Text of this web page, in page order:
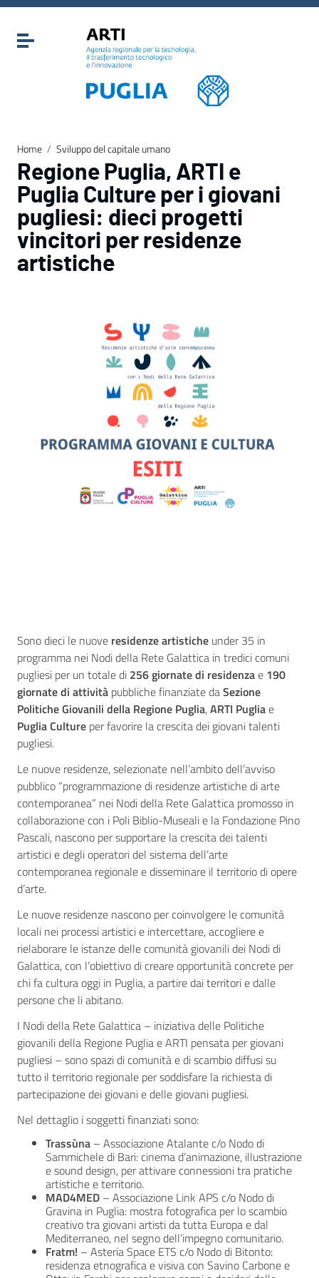
Vai ai contenuti
Vai al menu di navigazione
Vai al footer
Attiva / disattiva la navigazione
Home / Sviluppo del capitale umano
Regione Puglia, ARTI e
Puglia Culture per i giovani
pugliesi: dieci progetti
vincitori per residenze
artistiche
Sono dieci le nuove residenze artistiche under 35 in
programma nei Nodi della Rete Galattica in tredici comuni
pugliesi per un totale di 256 giornate di residenzae 190
giornate di attività pubbliche finanziate daSezione
Politiche Giovanili della Regione Puglia,ARTI Pugliae
Puglia Culture per favorire la crescita dei giovani talenti
pugliesi.
Le nuove residenze, selezionate nell’ambito dell’avviso
pubblico “programmazione di residenze artistiche di arte
contemporanea” nei Nodi della Rete Galattica promosso in
collaborazione con i Poli Biblio-Museali e la Fondazione Pino
Pascali, nascono per supportare la crescita dei talenti
artistici e degli operatori del sistema dell’arte
contemporanea regionale e disseminare il territorio di opere
d’arte.
Le nuove residenze nascono per coinvolgere le comunità
locali nei processi artistici e intercettare, accogliere e
rielaborare le istanze delle comunità giovanili dei Nodi di
Galattica, con l’obiettivo di creare opportunità concrete per
chi fa cultura oggi in Puglia, a partire dai territori e dalle
persone che li abitano.
I Nodi della Rete Galattica – iniziativa delle Politiche
giovanili della Regione Puglia e ARTI pensata per giovani
pugliesi – sono spazi di comunità e di scambio diffusi su
tutto il territorio regionale per soddisfare la richiesta di
partecipazione dei giovani e delle giovani pugliesi.
Nel dettaglio i soggetti finanziati sono:
Trassùna – Associazione Atalante c/o Nodo di
Sammichele di Bari: cinema d’animazione, illustrazione
e sound design, per attivare connessioni tra pratiche
artistiche e territorio.
MAD4MED – Associazione Link APS c/o Nodo di
Gravina in Puglia: mostra fotografica per lo scambio
creativo tra giovani artisti da tutta Europa e dal
Mediterraneo, nel segno dell’impegno comunitario.
Fratm! – Asteria Space ETS c/o Nodo di Bitonto:
residenza etnografica e visiva con Savino Carbone e